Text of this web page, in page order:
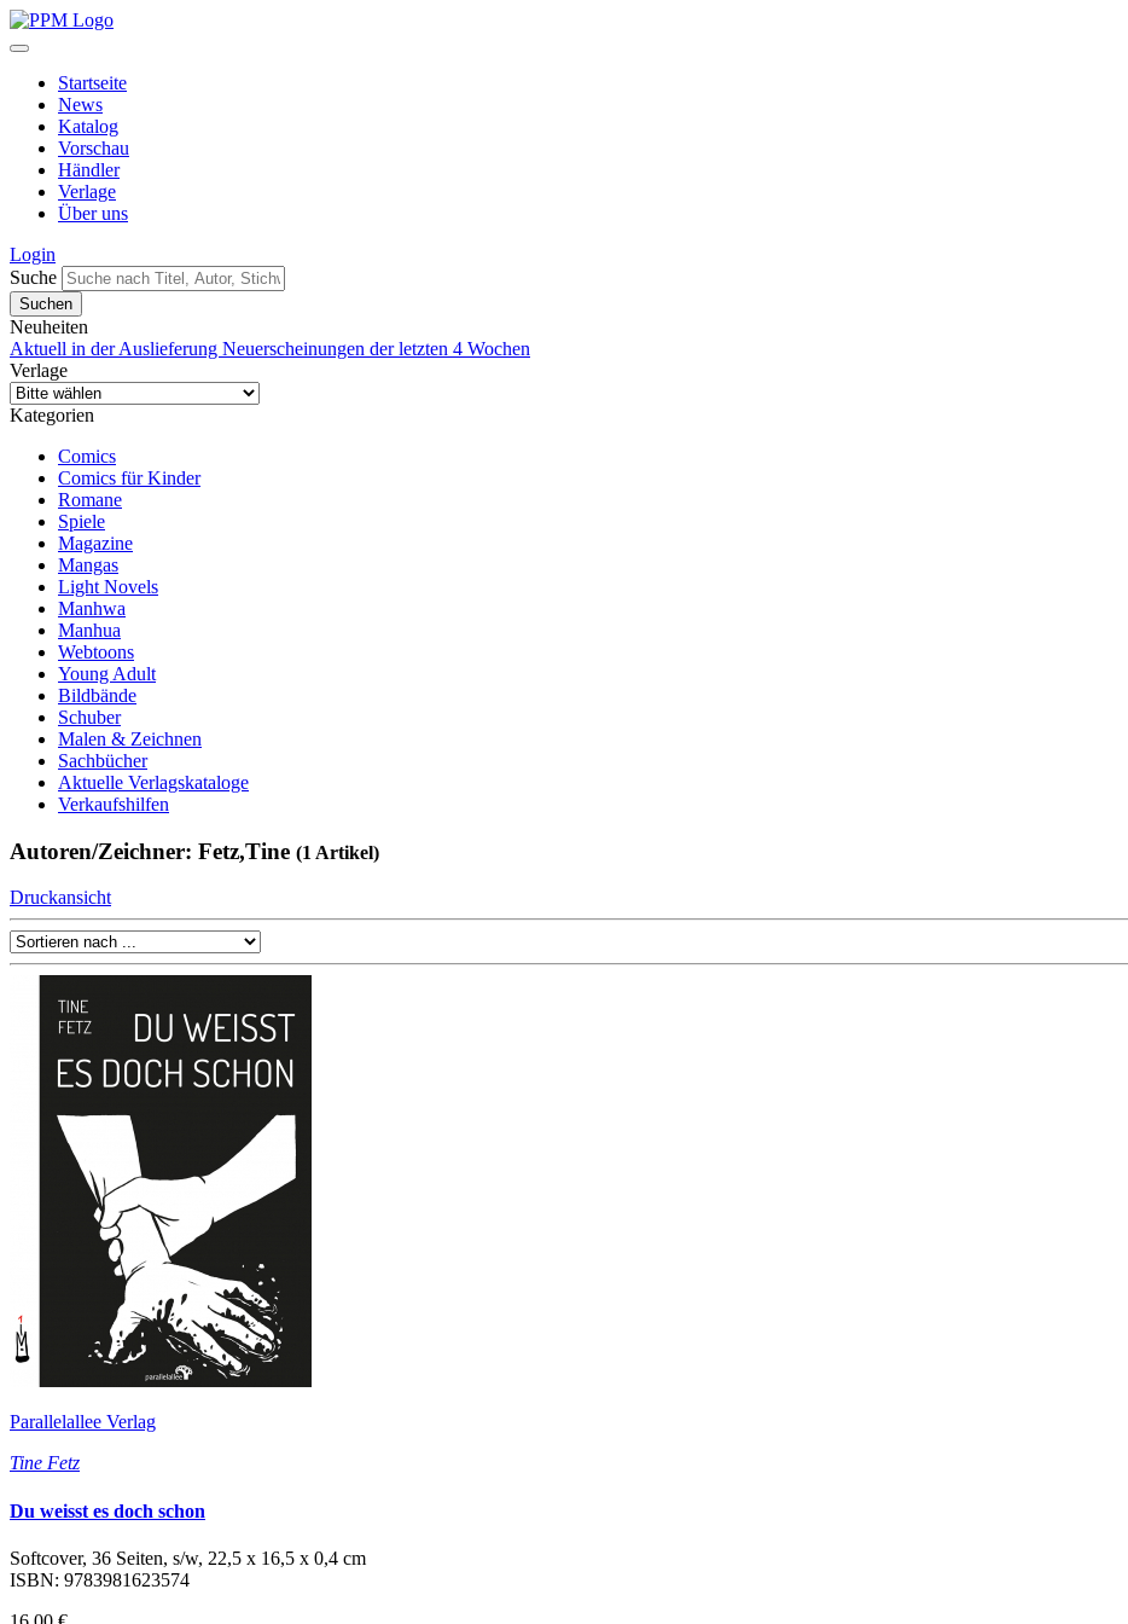
Startseite
News
Katalog
Vorschau
Händler
Verlage
Über uns
Login
Suche
Neuheiten
Aktuell in der Auslieferung Neuerscheinungen der letzten 4 Wochen
Verlage
Kategorien
Comics
Comics für Kinder
Romane
Spiele
Magazine
Mangas
Light Novels
Manhwa
Manhua
Webtoons
Young Adult
Bildbände
Schuber
Malen & Zeichnen
Sachbücher
Aktuelle Verlagskataloge
Verkaufshilfen
Autoren/Zeichner: Fetz,Tine (1 Artikel)
Druckansicht
Parallelallee Verlag
Tine Fetz
Du weisst es doch schon
Softcover, 36 Seiten, s/w, 22,5 x 16,5 x 0,4 cm
ISBN: 9783981623574